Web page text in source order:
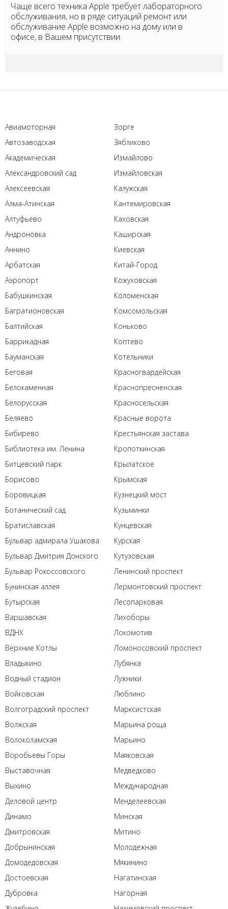
Чаще всего техника Apple требует лабораторного
обслуживания, но в ряде ситуаций ремонт или
обслуживание Apple возможно на дому или в
офисе, в Вашем присутствии.
Авиамоторная
Автозаводская
Академическая
Александровский сад
Алексеевская
Алма-Атинская
Алтуфьево
Андроновка
Аннино
Арбатская
Аэропорт
Бабушкинская
Багратионовская
Балтийская
Баррикадная
Бауманская
Беговая
Белокаменная
Белорусская
Беляево
Бибирево
Библиотека им. Ленина
Битцевский парк
Борисово
Боровицкая
Ботанический сад
Братиславская
Бульвар адмирала Ушакова
Бульвар Дмитрия Донского
Бульвар Рокоссовского
Бунинская аллея
Бутырская
Варшавская
ВДНХ
Верхние Котлы
Владыкино
Водный стадион
Войковская
Волгоградский проспект
Волжская
Волоколамская
Воробьевы Горы
Выставочная
Выхино
Деловой центр
Динамо
Дмитровская
Добрынинская
Домодедовская
Достоевская
Дубровка
Зорге
Зябликово
Измайлово
Измайловская
Калужская
Кантемировская
Каховская
Каширская
Киевская
Китай-Город
Кожуховская
Коломенская
Комсомольская
Коньково
Коптево
Котельники
Красногвардейская
Краснопресненская
Красносельская
Красные ворота
Крестьянская застава
Кропоткинская
Крылатское
Крымская
Кузнецкий мост
Кузьминки
Кунцевская
Курская
Кутузовская
Ленинский проспект
Лермонтовский проспект
Лесопарковая
Лихоборы
Локомотив
Ломоносовский проспект
Лубянка
Лужники
Люблино
Марксистская
Марьина роща
Марьино
Маяковская
Медведково
Международная
Менделеевская
Минская
Митино
Молодежная
Мякинино
Нагатинская
Нагорная